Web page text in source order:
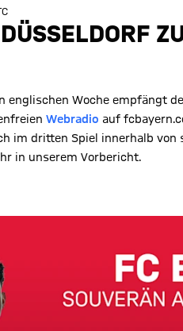
Woche empfängt
Webradio auf
im dritten Spiel innerhalb von
in unserem Vorbericht.